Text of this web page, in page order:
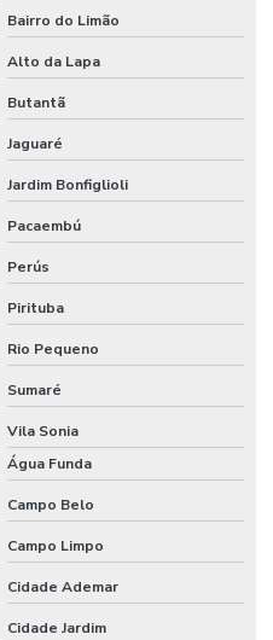
química
banho maria
Bairro do Limão
Alto da Lapa
Butantã
Jaguaré
Jardim Bonfiglioli
Pacaembú
Perús
Pirituba
Rio Pequeno
Sumaré
Vila Sonia
Água Funda
Campo Belo
Campo Limpo
Cidade Ademar
Cidade Jardim